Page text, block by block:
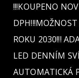
!!!KOUPENO
ROKU 2030!!!
LED DENNÍM
AUTOMATICKÁ